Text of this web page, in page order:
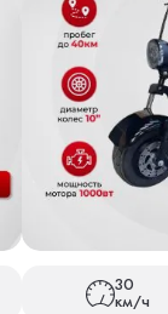
30
км/ч